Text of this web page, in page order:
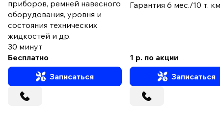
приборов, ремней навесного
оборудования, уровня и
состояния технических
жидкостей и др.
30 минут
Бесплатно
Записаться
Гарантия 6 мес./10 т.
1 р. по акции
Записаться